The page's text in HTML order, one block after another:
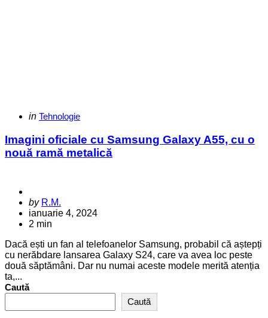
Categories
Posted
in Tehnologie
Imagini oficiale cu Samsung Galaxy A55, cu o
nouă ramă metalică
Posted
by
by R.M.
ianuarie 4, 2024
2 min
Dacă ești un fan al telefoanelor Samsung, probabil că aștepți
cu nerăbdare lansarea Galaxy S24, care va avea loc peste
două săptămâni. Dar nu numai aceste modele merită atenția
ta,...
Caută
Caută